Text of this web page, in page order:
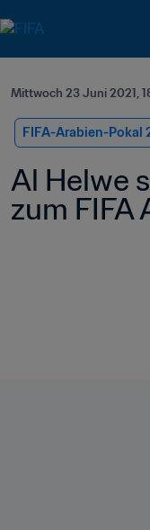
Mittwoch 23 Juni 2021,
FIFA-Arabien-Pokal
Al Helwe
zum FIFA